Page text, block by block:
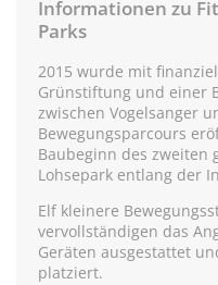
Informationen zu
Parks
2015 wurde mit
Grünstiftung und einer
zwischen Vogelsanger
Bewegungsparcours
Baubeginn des zweiten
Lohsepark entlang der
Elf kleinere
vervollständigen das
Geräten ausgestattet
platziert.